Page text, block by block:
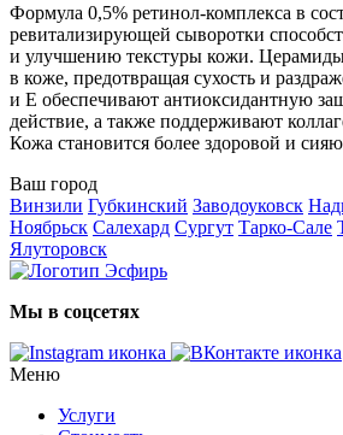
Формула 0,5% ретинол-комплекса в
ревитализирующей сыворотки
и улучшению текстуры кожи.
в коже, предотвращая сухость и
и Е обеспечивают антиоксидантную
действие, а также поддерживают
Кожа становится более здоровой и
Ваш город
Винзили Губкинский Заводоуковск
Ноябрьск Салехард Сургут Тарко-Сале
Ялуторовск
Мы в соцсетях
Меню
Услуги